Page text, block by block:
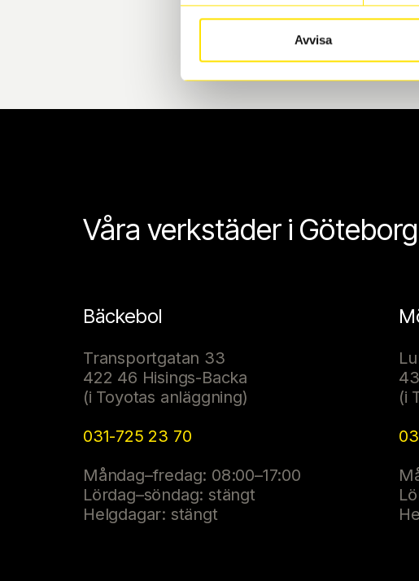
Avvisa
Våra verkstäder i Göteborg
Bäckebol
Transportgatan 33
422 46 Hisings-Backa
(i Toyotas anläggning)
031-725 23 70
Måndag–fredag: 08:00–17:00
Lördag–söndag: stängt
Helgdagar: stängt
(i